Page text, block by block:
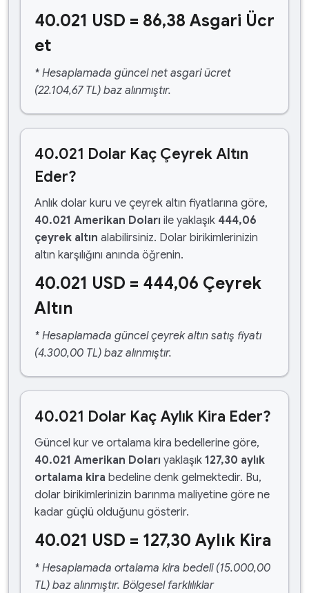
40.021 USD = 86,38 Asgari Ücr
et
* Hesaplamada güncel net asgari ücret
(22.104,67 TL) baz alınmıştır.
40.021 Dolar Kaç Çeyrek Altın
Eder?
Anlık dolar kuru ve çeyrek altın fiyatlarına göre,
40.021 Amerikan Doları ile yaklaşık 444,06
çeyrek altın alabilirsiniz. Dolar birikimlerinizin
altın karşılığını anında öğrenin.
40.021 USD = 444,06 Çeyrek
Altın
* Hesaplamada güncel çeyrek altın satış fiyatı
(4.300,00 TL) baz alınmıştır.
40.021 Dolar Kaç Aylık Kira Eder?
Güncel kur ve ortalama kira bedellerine göre,
40.021 Amerikan Doları yaklaşık 127,30 aylık
ortalama kira bedeline denk gelmektedir. Bu,
dolar birikimlerinizin barınma maliyetine göre ne
kadar güçlü olduğunu gösterir.
40.021 USD = 127,30 Aylık Kira
* Hesaplamada ortalama kira bedeli (15.000,00
TL) baz alınmıştır. Bölgesel farklılıklar